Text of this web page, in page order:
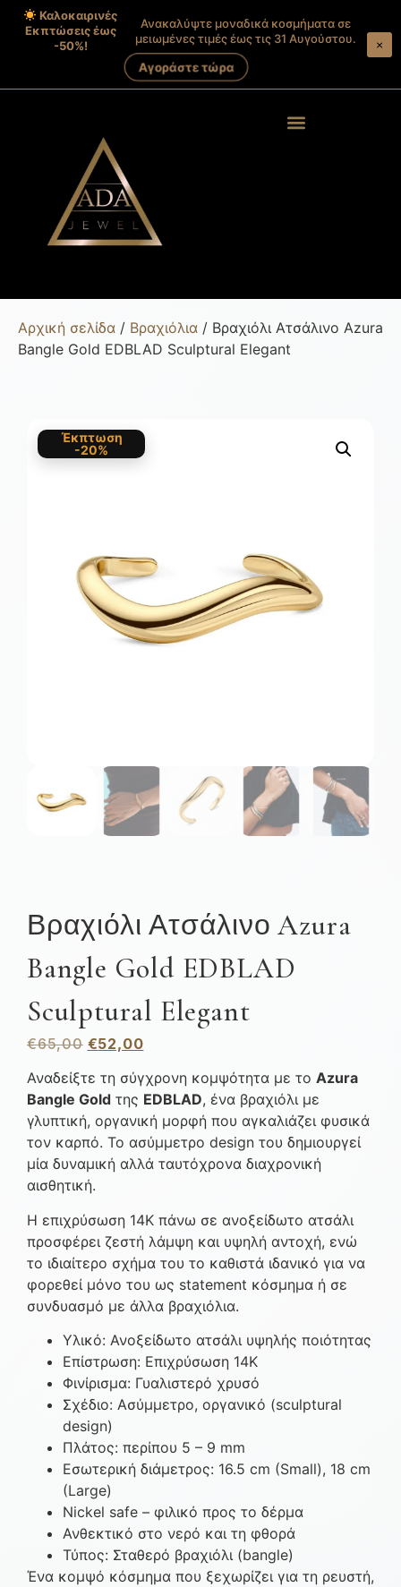
Καλοκαιρινές
Εκπτώσεις έως
-50%!
Ανακαλύψτε μοναδικά κοσμήματα σε
μειωμένες τιμές έως τις 31 Αυγούστου.
Αγοράστε τώρα
×
Αρχική σελίδα / Βραχιόλια / Βραχιόλι Ατσάλινο Azura
Bangle Gold EDBLAD Sculptural Elegant
Έκπτωση
-20%
Βραχιόλι Ατσάλινο Azura
Bangle Gold EDBLAD
Sculptural Elegant
€65,00 €52,00
Αναδείξτε τη σύγχρονη κομψότητα με το Azura
Bangle Gold της EDBLAD, ένα βραχιόλι με
γλυπτική, οργανική μορφή που αγκαλιάζει φυσικά
τον καρπό. Το ασύμμετρο design του δημιουργεί
μία δυναμική αλλά ταυτόχρονα διαχρονική
αισθητική.
Η επιχρύσωση 14Κ πάνω σε ανοξείδωτο ατσάλι
προσφέρει ζεστή λάμψη και υψηλή αντοχή, ενώ
το ιδιαίτερο σχήμα του το καθιστά ιδανικό για να
φορεθεί μόνο του ως statement κόσμημα ή σε
συνδυασμό με άλλα βραχιόλια.
Υλικό: Ανοξείδωτο ατσάλι υψηλής ποιότητας
Επίστρωση: Επιχρύσωση 14K
Φινίρισμα: Γυαλιστερό χρυσό
Σχέδιο: Ασύμμετρο, οργανικό (sculptural
design)
Πλάτος: περίπου 5 – 9 mm
Εσωτερική διάμετρος: 16.5 cm (Small), 18 cm
(Large)
Nickel safe – φιλικό προς το δέρμα
Ανθεκτικό στο νερό και τη φθορά
Τύπος: Σταθερό βραχιόλι (bangle)
Ένα κομψό κόσμημα που ξεχωρίζει για τη ρευστή,